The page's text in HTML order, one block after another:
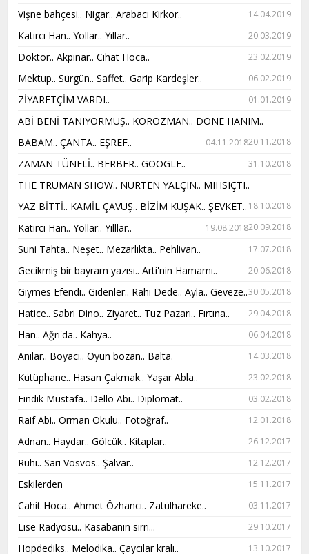
Vişne bahçesi.. Nigar.. Arabacı Kirkor.. 14.04.2019
Katırcı Han.. Yollar.. Yıllar.. 20.03.2019
Doktor.. Akpınar.. Cihat Hoca.. 23.02.2019
Mektup.. Sürgün.. Saffet.. Garip Kardeşler.. 06.02.2019
ZİYARETÇİM VARDI.. 01.01.2019
ABİ BENİ TANIYORMUŞ.. KOROZMAN.. DÖNE HANIM..
20.11.2018
BABAM.. ÇANTA.. EŞREF.. 04.11.2018
ZAMAN TÜNELİ.. BERBER.. GOOGLE.. 31.10.2018
THE TRUMAN SHOW.. NURTEN YALÇIN.. MIHSIÇTI..
18.10.2018
YAZ BİTTİ.. KAMİL ÇAVUŞ.. BİZİM KUŞAK.. ŞEVKET..
20.09.2018
Katırcı Han.. Yollar.. Yılllar.. 19.08.2018
Suni Tahta.. Neşet.. Mezarlıkta.. Pehlivan.. 17.07.2018
Gecikmiş bir bayram yazısı.. Arti'nin Hamamı.. 20.06.2018
Gıymes Efendi.. Gidenler.. Rahi Dede.. Ayla.. Geveze..30.05.2018
Hatice.. Sabri Dino.. Ziyaret.. Tuz Pazarı.. Fırtına.. 29.04.2018
Han.. Ağrı'da.. Kahya.. 06.04.2018
Anılar.. Boyacı.. Oyun bozan.. Balta. 14.03.2018
Kütüphane.. Hasan Çakmak.. Yaşar Abla.. 23.02.2018
Fındık Mustafa.. Dello Abi.. Diplomat.. 03.02.2018
Raif Abi.. Orman Okulu.. Fotoğraf.. 12.01.2018
Adnan.. Haydar.. Gölcük.. Kitaplar.. 26.12.2017
Ruhi.. Sarı Vosvos.. Şalvar.. 12.12.2017
Eskilerden 15.11.2017
Cahit Hoca.. Ahmet Özhancı.. Zatülhareke.. 03.11.2017
Lise Radyosu.. Kasabanın sırrı... 29.10.2017
Hopdediks.. Melodika.. Çaycılar kralı.. 13.10.2017